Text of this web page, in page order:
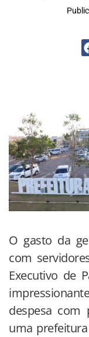
O gasto da
com
Executivo de
despesa com
uma